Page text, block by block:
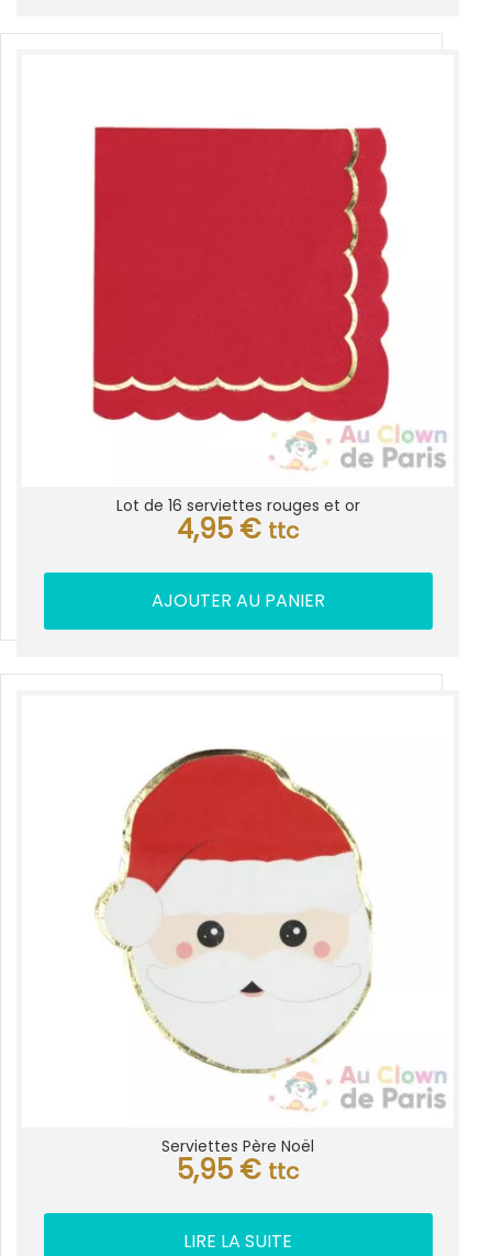
Lot de 16 serviettes rouges et or
4,95 € ttc
AJOUTER AU PANIER
Serviettes Père Noël
5,95 € ttc
LIRE LA SUITE